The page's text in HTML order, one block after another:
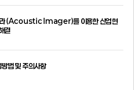
라 (Acoustic Imager)를 이용한 산업현
결
법 및 주의사항